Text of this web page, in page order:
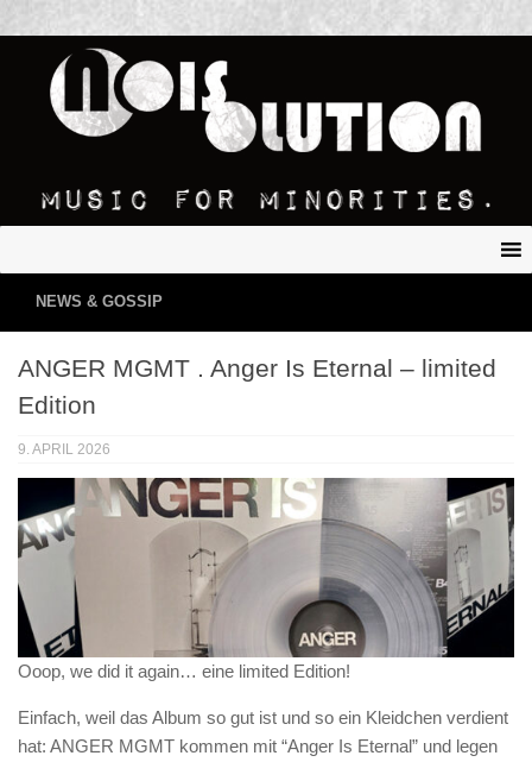
NEWS & GOSSIP
ANGER MGMT . Anger Is Eternal – limited
Edition
9. APRIL 2026
Ooop, we did it again… eine limited Edition!
Einfach, weil das Album so gut ist und so ein Kleidchen verdient
hat: ANGER MGMT kommen mit “Anger Is Eternal” und legen